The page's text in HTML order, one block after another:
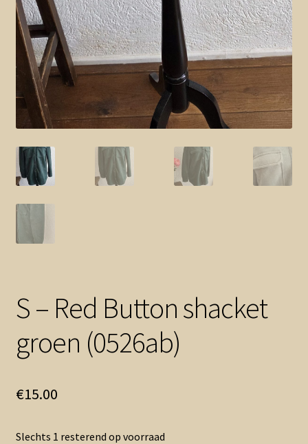
S – Red Button shacket
groen (0526ab)
€15.00
Slechts 1 resterend op voorraad